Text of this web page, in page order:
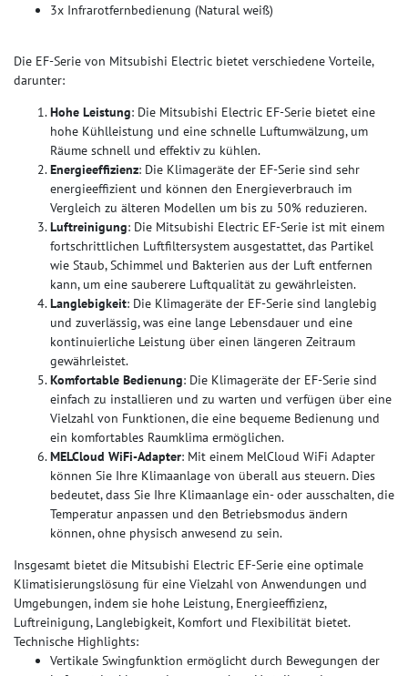
3x Infrarotfernbedienung (Natural weiß)
Die EF-Serie von Mitsubishi Electric bietet verschiedene Vorteile,
darunter:
Hohe Leistung: Die Mitsubishi Electric EF-Serie bietet eine
hohe Kühlleistung und eine schnelle Luftumwälzung, um
Räume schnell und effektiv zu kühlen.
Energieeffizienz: Die Klimageräte der EF-Serie sind sehr
energieeffizient und können den Energieverbrauch im
Vergleich zu älteren Modellen um bis zu 50% reduzieren.
Luftreinigung: Die Mitsubishi Electric EF-Serie ist mit einem
fortschrittlichen Luftfiltersystem ausgestattet, das Partikel
wie Staub, Schimmel und Bakterien aus der Luft entfernen
kann, um eine sauberere Luftqualität zu gewährleisten.
Langlebigkeit: Die Klimageräte der EF-Serie sind langlebig
und zuverlässig, was eine lange Lebensdauer und eine
kontinuierliche Leistung über einen längeren Zeitraum
gewährleistet.
Komfortable Bedienung: Die Klimageräte der EF-Serie sind
einfach zu installieren und zu warten und verfügen über eine
Vielzahl von Funktionen, die eine bequeme Bedienung und
ein komfortables Raumklima ermöglichen.
MELCloud WiFi-Adapter: Mit einem MelCloud WiFi Adapter
können Sie Ihre Klimaanlage von überall aus steuern. Dies
bedeutet, dass Sie Ihre Klimaanlage ein- oder ausschalten, die
Temperatur anpassen und den Betriebsmodus ändern
können, ohne physisch anwesend zu sein.
Insgesamt bietet die Mitsubishi Electric EF-Serie eine optimale
Klimatisierungslösung für eine Vielzahl von Anwendungen und
Umgebungen, indem sie hohe Leistung, Energieeffizienz,
Luftreinigung, Langlebigkeit, Komfort und Flexibilität bietet.
Technische Highlights:
Vertikale Swingfunktion ermöglicht durch Bewegungen der